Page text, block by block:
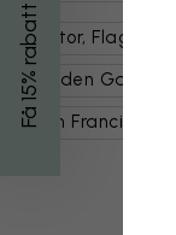
Kartor, Flaggor &
Golden Gate-
San Francisco
Få 15% rabatt